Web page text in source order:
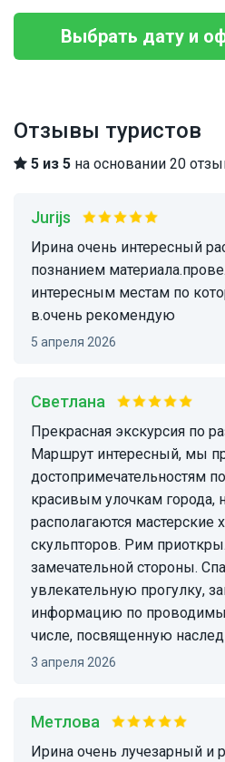
Выбрать дату и
Отзывы туристов
5 из 5 на основании 20
Jurijs
Ирина очень интересный рассказчик с глубоким
познанием
интересным местам по
в.очень рекомендую
5 апреля 2026
Светлана
Прекрасная экскурсия по разным дорогам Рима.
Маршрут интересный, мы
достопримечательностям
красивым улочкам города,
располагаются мастерские
скульпторов. Рим
замечательной стороны.
увлекательную прогулку,
информацию по
числе, посвященную
3 апреля 2026
Метлова
Ирина очень лучезарный и располагающий